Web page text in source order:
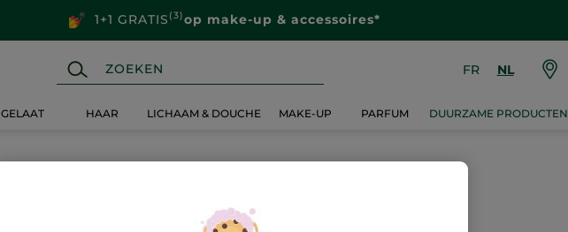
1+1 GRATIS (3)op make-up & accessoires*
FR NL
GELAAT HAAR LICHAAM & DOUCHE MAKE-UP PARFUM DUURZAME PRODUCTEN